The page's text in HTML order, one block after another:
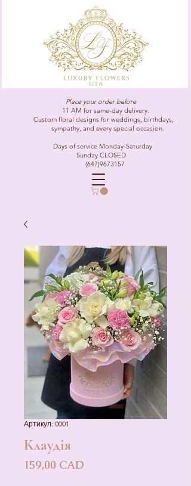
Place your order before
11 AM for same-day delivery.
Custom floral designs for weddings, birthdays,
sympathy, and every special occasion.
Days of service Monday-Saturday
Sunday CLOSED
(647)9673157
Артикул: 0001
Клаудія
159,00 CAD